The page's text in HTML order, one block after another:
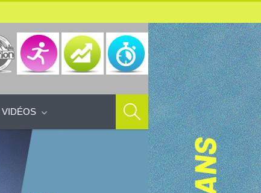
VIDÉOS